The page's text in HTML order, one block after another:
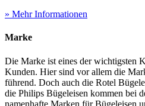
» Mehr Informationen
Marke
Die Marke ist eines der wichtigsten
Kunden. Hier sind vor allem die
führend. Doch auch die Rotel
die Philips Bügeleisen kommen bei
namenhafte Marken für Bügeleisen